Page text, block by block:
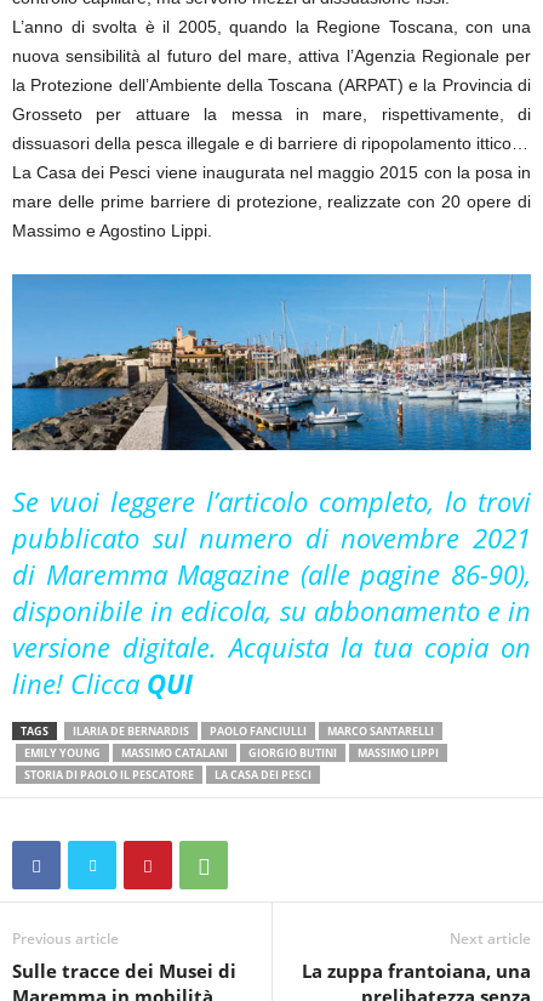
L’anno di svolta è il 2005, quando la Regione Toscana, con una
nuova sensibilità al futuro del mare, attiva l’Agenzia Regionale per
la Protezione dell’Ambiente della Toscana (ARPAT) e la Provincia di
Grosseto per attuare la messa in mare, rispettivamente, di
dissuasori della pesca illegale e di barriere di ripopolamento ittico…
La Casa dei Pesci viene inaugurata nel maggio 2015 con la posa in
mare delle prime barriere di protezione, realizzate con 20 opere di
Massimo e Agostino Lippi.
Se vuoi leggere l’articolo completo, lo trovi
pubblicato sul numero di novembre 2021
di Maremma Magazine (alle pagine 86-90),
disponibile in edicola, su abbonamento e in
versione digitale. Acquista la tua copia on
line! Clicca QUI
TAGS ILARIA DE BERNARDIS PAOLO FANCIULLI
MARCO SANTARELLI
EMILY YOUNG
MASSIMO CATALANI GIORGIO BUTINI
MASSIMO LIPPI
STORIA DI PAOLO IL PESCATORE
LA CASA DEI PESCI
Previous article
Sulle tracce dei Musei di
Next article
La zuppa frantoiana, una